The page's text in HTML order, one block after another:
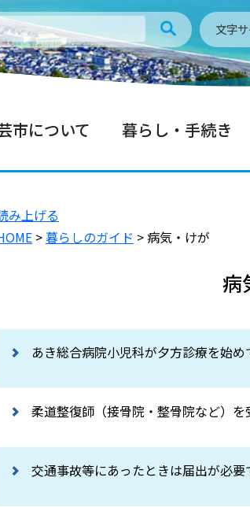
文字
市について 暮らし・手続き
み上げる
>暮らしのガイド > 病気・けが
病
あき総合病院小児科が夕方診療を始め
柔道整復師（接骨院・整骨院など）
交通事故等にあったときは届出が必要